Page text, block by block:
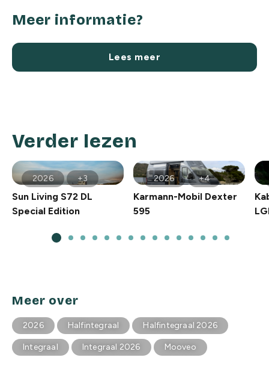
Meer informatie?
Lees meer
Verder lezen
2026 +3
Sun Living S72 DL
Special Edition
2026 +4
Karmann-Mobil Dexter
595
Meer over
2026 Halfintegraal Halfintegraal 2026
Integraal Integraal 2026 Mooveo